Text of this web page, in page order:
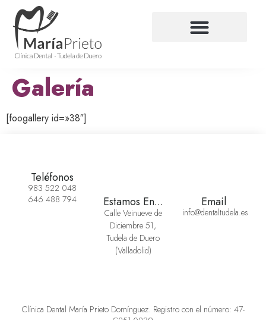
Galería
[foogallery id=»38″]
Teléfonos
983 522 048
646 488 794
Estamos En...
Calle Veinueve de
Diciembre 51,
Tudela de Duero
(Valladolid)
Email
info@dentaltudela.es
Clínica Dental María Prieto Domínguez. Registro con el número: 47-